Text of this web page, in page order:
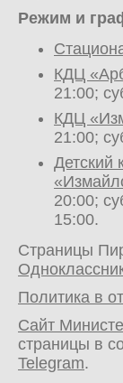
Режим и
КДЦ
21:00;
КДЦ
21:00;
Детский
20:00;
15:00.
Страницы
Политика в
Сайт
страницы в
Telegram.